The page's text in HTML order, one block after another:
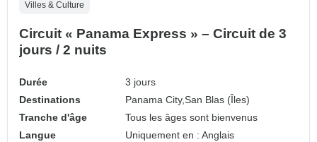
Villes & Culture
Circuit « Panama Express » – Circuit de 3
jours / 2 nuits
Durée
3 jours
Destinations
Panama City,San Blas (Îles)
Tranche d'âge
Tous les âges sont bienvenus
Langue
Uniquement en : Anglais